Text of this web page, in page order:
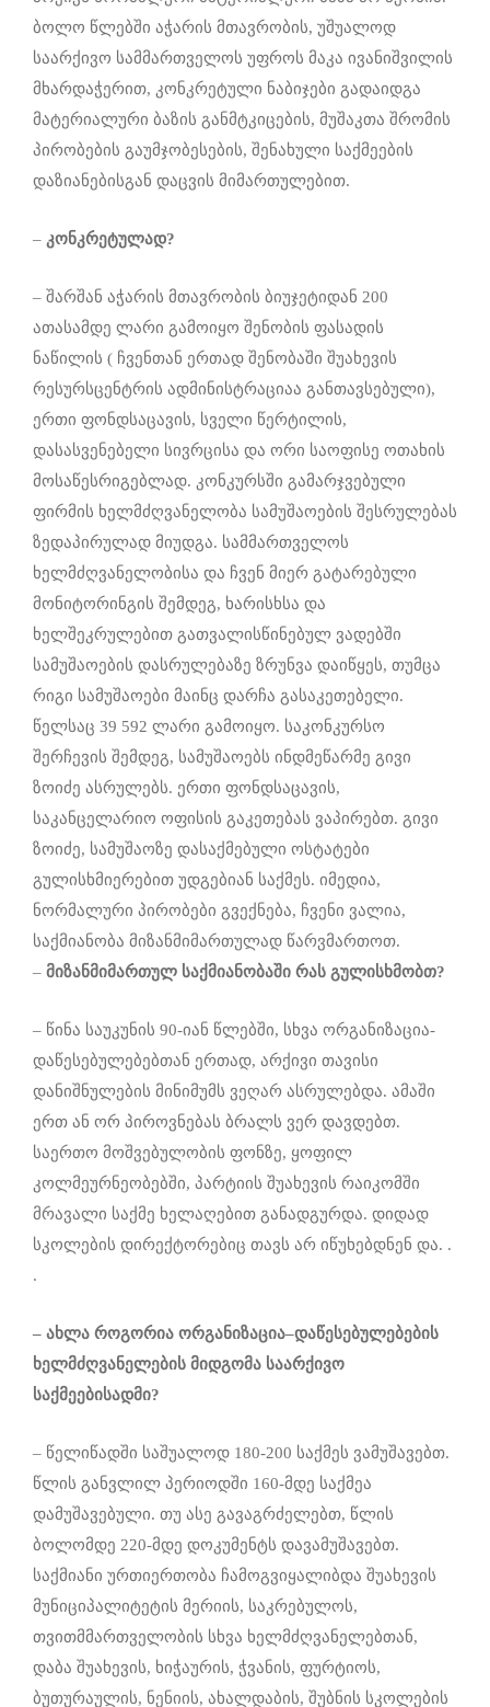
ბოლო წლებში აჭარის მთავრობის, უშუალოდ
საარქივო სამმართველოს უფროს მაკა ივანიშვილის
მხარდაჭერით, კონკრეტული ნაბიჯები გადაიდგა
მატერიალური ბაზის განმტკიცების, მუშაკთა შრომის
პირობების გაუმჯობესების, შენახული საქმეების
დაზიანებისგან დაცვის მიმართულებით.
– კონკრეტულად?
– შარშან აჭარის მთავრობის ბიუჯეტიდან 200
ათასამდე ლარი გამოიყო შენობის ფასადის
ნაწილის ( ჩვენთან ერთად შენობაში შუახევის
რესურსცენტრის ადმინისტრაციაა განთავსებული),
ერთი ფონდსაცავის, სველი წერტილის,
დასასვენებელი სივრცისა და ორი საოფისე ოთახის
მოსაწესრიგებლად. კონკურსში გამარჯვებული
ფირმის ხელმძღვანელობა სამუშაოების შესრულებას
ზედაპირულად მიუდგა. სამმართველოს
ხელმძღვანელობისა და ჩვენ მიერ გატარებული
მონიტორინგის შემდეგ, ხარისხსა და
ხელშეკრულებით გათვალისწინებულ ვადებში
სამუშაოების დასრულებაზე ზრუნვა დაიწყეს, თუმცა
რიგი სამუშაოები მაინც დარჩა გასაკეთებელი.
წელსაც 39 592 ლარი გამოიყო. საკონკურსო
შერჩევის შემდეგ, სამუშაოებს ინდმეწარმე გივი
ზოიძე ასრულებს. ერთი ფონდსაცავის,
საკანცელარიო ოფისის გაკეთებას ვაპირებთ. გივი
ზოიძე, სამუშაოზე დასაქმებული ოსტატები
გულისხმიერებით უდგებიან საქმეს. იმედია,
ნორმალური პირობები გვექნება, ჩვენი ვალია,
საქმიანობა მიზანმიმართულად წარვმართოთ.
– მიზანმიმართულ საქმიანობაში რას გულისხმობთ?
– წინა საუკუნის 90-იან წლებში, სხვა ორგანიზაცია-
დაწესებულებებთან ერთად, არქივი თავისი
დანიშნულების მინიმუმს ვეღარ ასრულებდა. ამაში
ერთ ან ორ პიროვნებას ბრალს ვერ დავდებთ.
საერთო მოშვებულობის ფონზე, ყოფილ
კოლმეურნეობებში, პარტიის შუახევის რაიკომში
მრავალი საქმე ხელაღებით განადგურდა. დიდად
სკოლების დირექტორებიც თავს არ იწუხებდნენ და. .
.
– ახლა როგორია ორგანიზაცია–დაწესებულებების
ხელმძღვანელების მიდგომა საარქივო
საქმეებისადმი?
– წელიწადში საშუალოდ 180-200 საქმეს ვამუშავებთ.
წლის განვლილ პერიოდში 160-მდე საქმეა
დამუშავებული. თუ ასე გავაგრძელებთ, წლის
ბოლომდე 220-მდე დოკუმენტს დავამუშავებთ.
საქმიანი ურთიერთობა ჩამოგვიყალიბდა შუახევის
მუნიციპალიტეტის მერიის, საკრებულოს,
თვითმმართველობის სხვა ხელმძღვანელებთან,
დაბა შუახევის, ხიჭაურის, ჭვანის, ფურტიოს,
ბუთურაულის, ნენიის, ახალდაბის, შუბნის სკოლების